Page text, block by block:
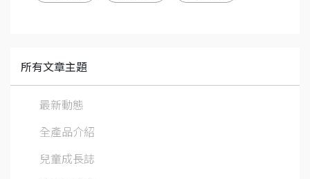
所有文章主題
最新動態
全產品介紹
兒童成長誌